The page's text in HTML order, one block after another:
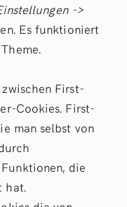
->
Es funktioniert
First-
Cookies. First-
man selbst von
die
hat.